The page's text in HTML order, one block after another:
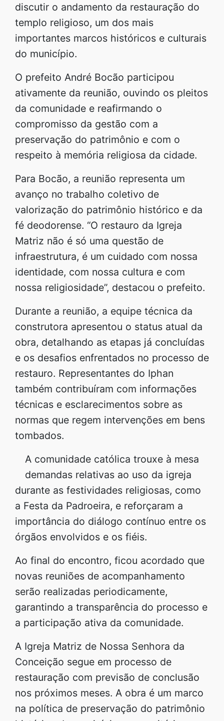
discutir o andamento da restauração do
templo religioso, um dos mais
importantes marcos históricos e culturais
do município.
O prefeito André Bocão participou
ativamente da reunião, ouvindo os pleitos
da comunidade e reafirmando o
compromisso da gestão com a
preservação do patrimônio e com o
respeito à memória religiosa da cidade.
Para Bocão, a reunião representa um
avanço no trabalho coletivo de
valorização do patrimônio histórico e da
fé deodorense. “O restauro da Igreja
Matriz não é só uma questão de
infraestrutura, é um cuidado com nossa
identidade, com nossa cultura e com
nossa religiosidade”, destacou o prefeito.
Durante a reunião, a equipe técnica da
construtora apresentou o status atual da
obra, detalhando as etapas já concluídas
e os desafios enfrentados no processo de
restauro. Representantes do Iphan
também contribuíram com informações
técnicas e esclarecimentos sobre as
normas que regem intervenções em bens
tombados.
A comunidade católica trouxe à mesa
demandas relativas ao uso da igreja
durante as festividades religiosas, como
a Festa da Padroeira, e reforçaram a
importância do diálogo contínuo entre os
órgãos envolvidos e os fiéis.
Ao final do encontro, ficou acordado que
novas reuniões de acompanhamento
serão realizadas periodicamente,
garantindo a transparência do processo e
a participação ativa da comunidade.
A Igreja Matriz de Nossa Senhora da
Conceição segue em processo de
restauração com previsão de conclusão
nos próximos meses. A obra é um marco
na política de preservação do patrimônio